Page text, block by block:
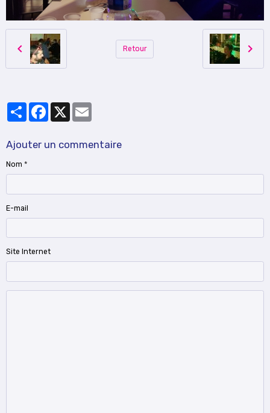
Retour
PartagerFacebook
Ajouter un commentaire
Nom
E-mail
Site Internet